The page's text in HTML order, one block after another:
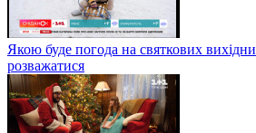
Якою буде погода на святкових
розважатися